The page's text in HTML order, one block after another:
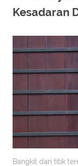
Kesadaran
Bangkit dari titik